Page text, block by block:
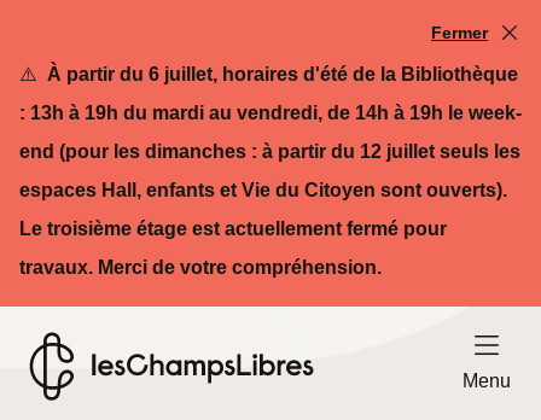
⚠️ À partir du 6 juillet, horaires d'été de la Bibliothèque
: 13h à 19h du mardi au vendredi, de 14h à 19h le week-
end (pour les dimanches : à partir du 12 juillet seuls les
espaces Hall, enfants et Vie du Citoyen sont ouverts).
Le troisième étage est actuellement fermé pour
travaux. Merci de votre compréhension.
Fermer
Ouvrir le
Menu